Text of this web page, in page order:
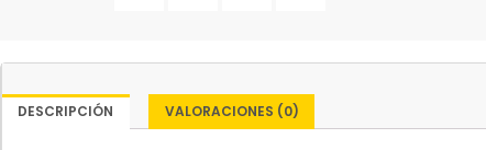
DESCRIPCIÓN VALORACIONES (0)